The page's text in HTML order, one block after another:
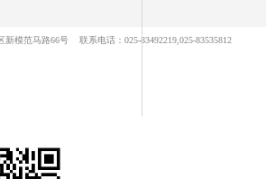
新模范马路66号 联系电话：025-83492219,025-83535812